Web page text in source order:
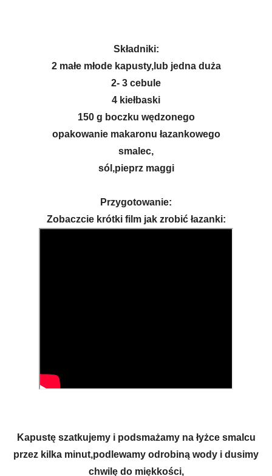
Składniki:
2 małe młode kapusty,lub jedna duża
2- 3 cebule
4 kiełbaski
150 g boczku wędzonego
opakowanie makaronu łazankowego
smalec,
sól,pieprz maggi
Przygotowanie:
Zobaczcie krótki film jak zrobić łazanki:
Kapustę szatkujemy i podsmażamy na łyżce smalcu
przez kilka minut,podlewamy odrobiną wody i dusimy
chwilę do miękkości,